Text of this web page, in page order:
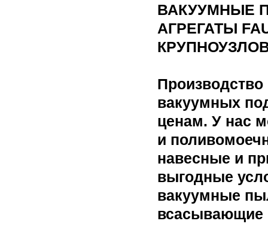
ВАКУУМНЫЕ
АГРЕГАТЫ
вакуумных
ценам. У нас
и
навесные и
выгодные
вакуумные